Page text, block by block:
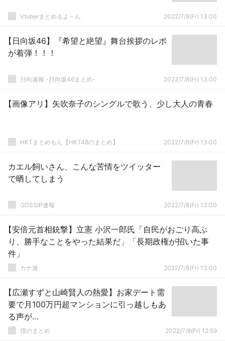
Vtuberまとめるよ～ん 2022/7/8(Fr) 13:00
【日向坂46】『希望と絶望』舞台挨拶のレポ
が着弾！！！
日向速報 -日向坂46まとめ- 2022/7/8(Fr) 13:00
【画像アリ】矢吹奈子のシングルで歌う、少し大人の青春
HKTまとめもん【HKT48のまとめ】 2022/7/8(Fr) 13:00
カエル飼いさん、こんな苦情をツイッター
で晒してしまう
GOSSIP速報 2022/7/8(Fr) 13:00
【安倍元首相銃撃】立憲 小沢一郎氏「自民がおごり高ぶ
り、勝手なことをやった結果だ」「長期政権が招いた事
件」
カナ速 2022/7/8(Fr) 13:00
【広瀬すずと山崎賢人の熱愛】お家デート需
要で月100万円超マンションに引っ越しもあ
る声が…
僕のまとめ 2022/7/8(Fr) 12:59